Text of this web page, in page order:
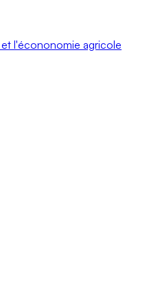
l'écononomie agricole